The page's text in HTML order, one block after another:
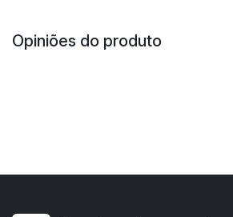
Opiniões do produto